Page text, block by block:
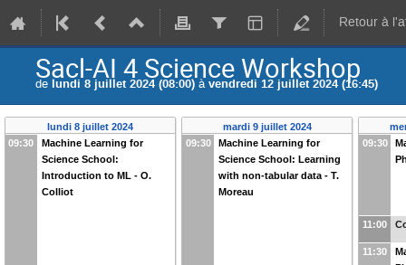
Retour à
Sacl-AI 4 Science Workshop
de lundi 8 juillet 2024 (08:00) àvendredi 12 juillet 2024 (16:45)
lundi 8 juillet 2024
09:30
Machine Learning for
Science School:
Introduction to ML - O.
Colliot
mardi 9 juillet 2024
09:30
Machine Learning for
Science School: Learning
with non-tabular data - T.
Moreau
09:30
11:00
11:30